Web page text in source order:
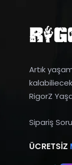
Artık
RigorZ
Sipariş
ÜCRETSIZ